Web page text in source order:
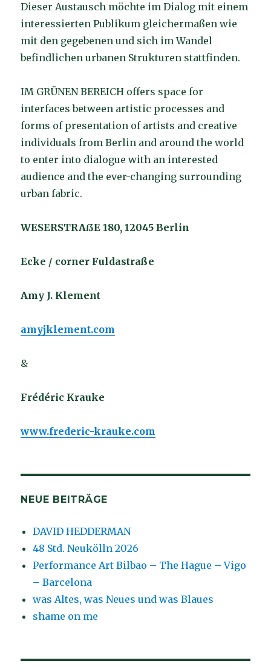
Dieser Austausch möchte im Dialog mit einem
interessierten Publikum gleichermaßen wie
mit den gegebenen und sich im Wandel
befindlichen urbanen Strukturen stattfinden.
IM GRÜNEN BEREICH offers space for
interfaces between artistic processes and
forms of presentation of artists and creative
individuals from Berlin and around the world
to enter into dialogue with an interested
audience and the ever-changing surrounding
urban fabric.
WESERSTRAßE 180, 12045 Berlin
Ecke / corner Fuldastraße
Amy J. Klement
amyjklement.com
&
Frédéric Krauke
www.frederic-krauke.com
NEUE BEITRÄGE
DAVID HEDDERMAN
48 Std. Neukölln 2026
Performance Art Bilbao – The Hague – Vigo
– Barcelona
was Altes, was Neues und was Blaues
shame on me